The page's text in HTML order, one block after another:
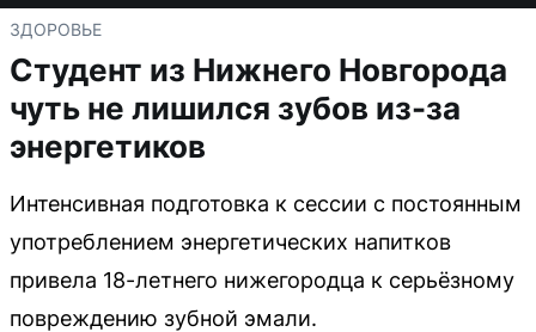
ЗДОРОВЬЕ
Студент из Нижнего Новгорода
чуть не лишился зубов из-за
энергетиков
Интенсивная подготовка к сессии с постоянным
употреблением энергетических напитков
привела 18-летнего нижегородца к серьёзному
повреждению зубной эмали.